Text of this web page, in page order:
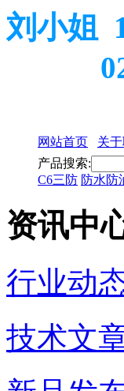
刘小姐
网站首页 关
产品搜索:
C6三防 防水防
资讯中
行业动
技术文